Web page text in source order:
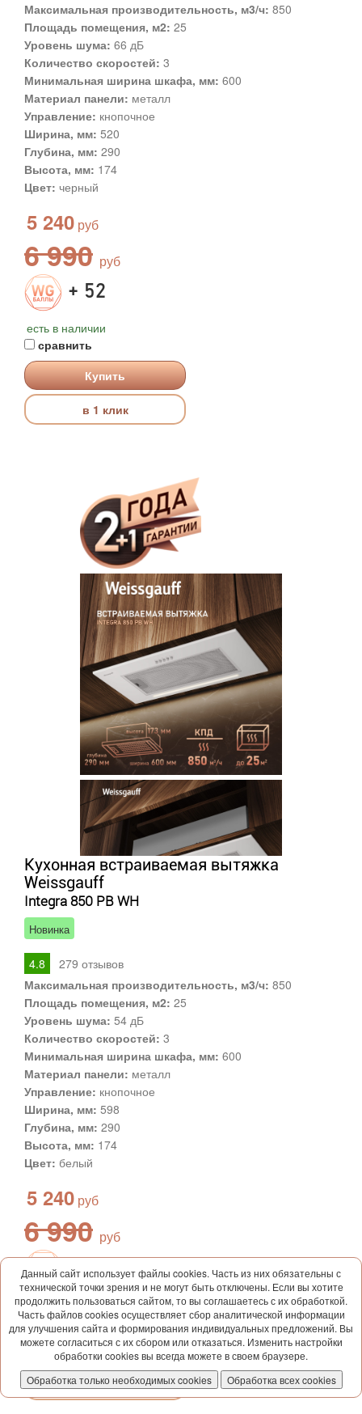
Максимальная производительность, м3/ч: 850
Площадь помещения, м2: 25
Уровень шума: 66 дБ
Количество скоростей: 3
Минимальная ширина шкафа, мм: 600
Материал панели: металл
Управление: кнопочное
Ширина, мм: 520
Глубина, мм: 290
Высота, мм: 174
Цвет: черный
5 240
6 990
+ 52
есть в наличии
сравнить
Купить
в 1 клик
Кухонная встраиваемая вытяжка
Weissgauff
Integra 850 PB WH
Новинка
4.8 279 отзывов
Максимальная производительность, м3/ч: 850
Площадь помещения, м2: 25
Уровень шума: 54 дБ
Количество скоростей: 3
Минимальная ширина шкафа, мм: 600
Материал панели: металл
Управление: кнопочное
Ширина, мм: 598
Глубина, мм: 290
Высота, мм: 174
Цвет: белый
5 240
6 990
+ 52
есть в наличии
сравнить
Купить
в 1 клик
Данный сайт использует файлы cookies. Часть из них обязательны с
технической точки зрения и не могут быть отключены. Если вы хотите
продолжить пользоваться сайтом, то вы соглашаетесь с их обработкой.
Часть файлов cookies осуществляет сбор аналитической информации
для улучшения сайта и формирования индивидуальных предложений. Вы
можете согласиться с их сбором или отказаться. Изменить настройки
обработки cookies вы всегда можете в своем браузере.
Обработка только необходимых cookies
Обработка всех cookies